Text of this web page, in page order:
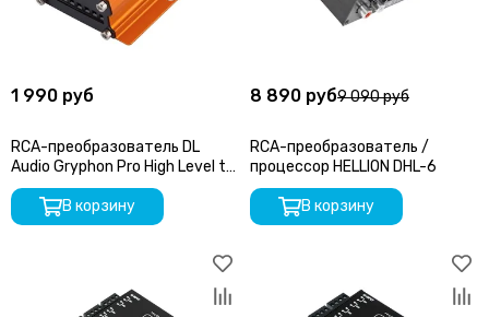
1 990 руб
RCA-преобразователь DL
Audio Gryphon Pro High Level to
RCA Converter
В корзину
8 890 руб9 090 руб
RCA-преобразователь /
процессор HELLION DHL-6
В корзину